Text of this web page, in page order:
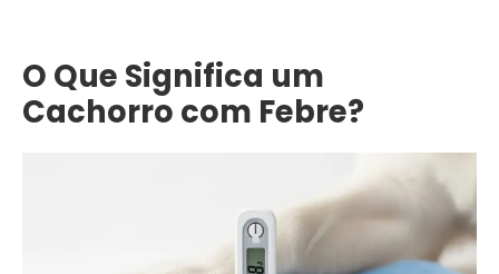
O Que Significa um
Cachorro com Febre?